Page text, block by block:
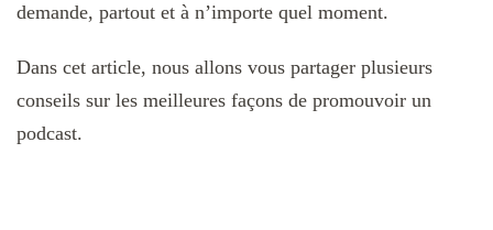
demande, partout et à n’importe quel moment.
Dans cet article, nous allons vous partager plusieurs
conseils sur les meilleures façons de promouvoir un
podcast.